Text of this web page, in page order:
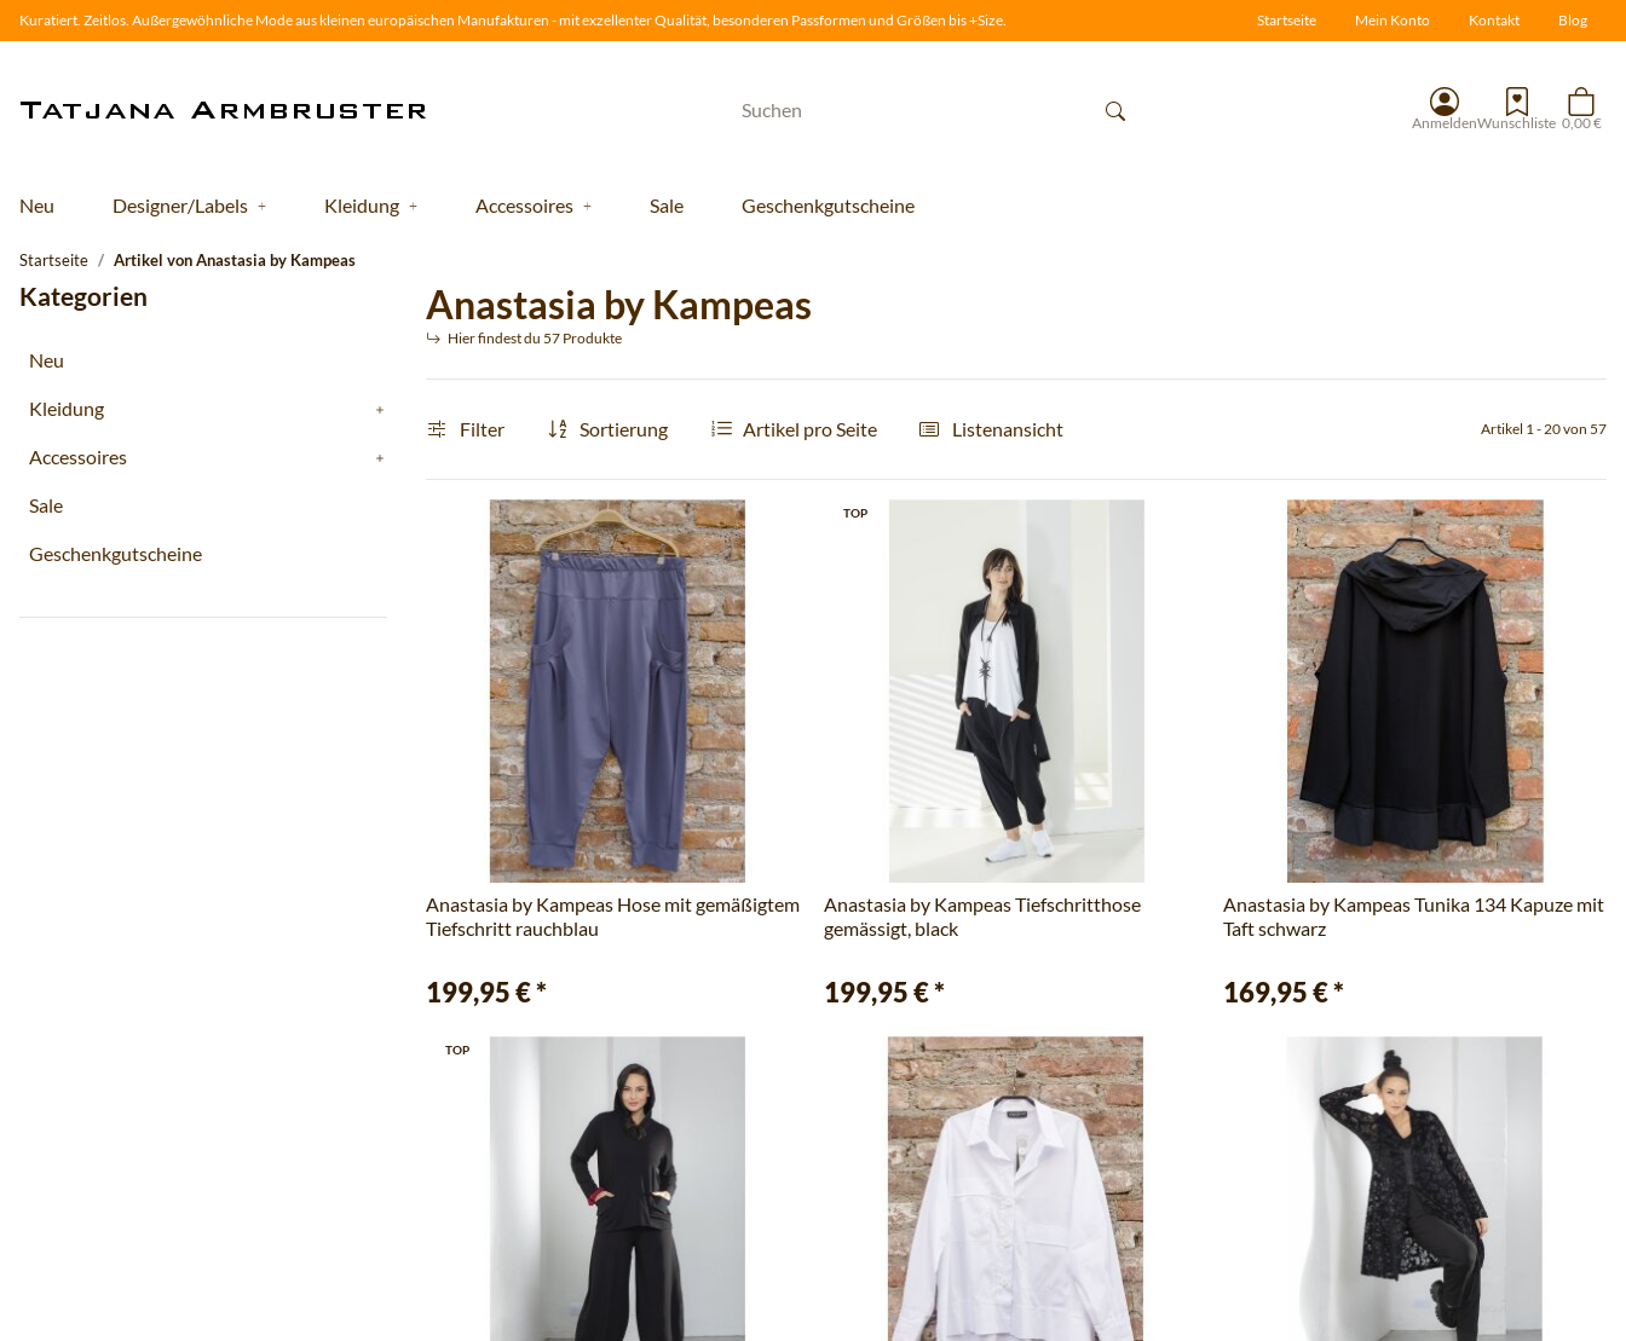
Kuratiert. Zeitlos. Außergewöhnliche Mode aus kleinen europäischen Manufakturen - mit exzellenter Qualität, besonderen Passformen und Größen bis +Size. Startseite Mein Konto Kontakt Blog
AnmeldenWunschliste 0,00 €
Neu Designer/Labels Kleidung Accessoires Sale Geschenkgutscheine
Startseite Artikel von Anastasia by Kampeas
Anastasia by Kampeas
Hier findest du 57 Produkte
Filter Sortierung Artikel pro Seite Listenansicht Artikel 1 - 20 von 57
Anastasia by Kampeas Hose mit gemäßigtem
Tiefschritt rauchblau
199,95 €*
TOP
Anastasia by Kampeas Tiefschritthose
gemässigt, black
199,95 €*
Anastasia by Kampeas Tunika 134 Kapuze mit
Taft schwarz
169,95 €*
TOP
Kategorien
Neu
Kleidung
Accessoires
Sale
Geschenkgutscheine